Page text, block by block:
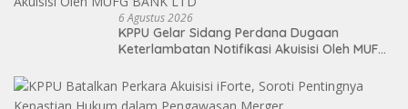
6 Agustus 2026
KPPU Gelar Sidang Perdana Dugaan
Keterlambatan Notifikasi Akuisisi Oleh MUFG